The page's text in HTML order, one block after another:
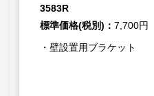
0030R
標準価格(税別)：8,100円
・4個セット